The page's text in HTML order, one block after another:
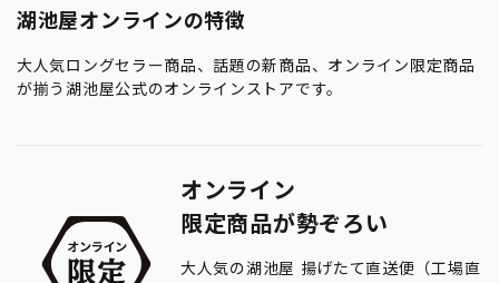
湖池屋オンラインの特徴
大人気ロングセラー商品、話題の新商品、オンライン限定商品
が揃う湖池屋公式のオンラインストアです。
オンライン
限定商品が勢ぞろい
大人気の湖池屋 揚げたて直送便（工場直